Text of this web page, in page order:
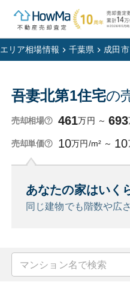
エリア相場情報 千葉県 成田市
吾妻北第1住宅の
売却相場 461万円 ～ 693
売却単価 10万円/m² ～ 10
あなたの家はいく
同じ建物でも階数や広